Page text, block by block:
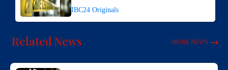
IBC24 Originals
Related News MORE NEWS